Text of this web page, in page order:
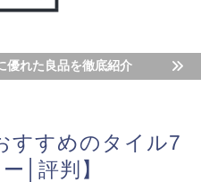
優れた良品を徹底紹介
すすめのタイル7
│評判】